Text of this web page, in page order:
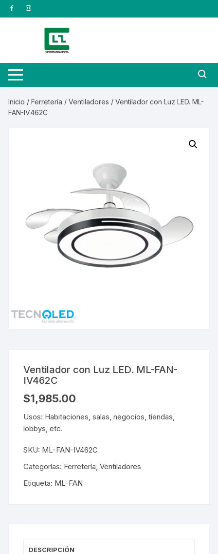
Saltar
al
Inicio /Ferretería /Ventiladores / Ventilador con Luz LED. ML-
FAN-IV462C
Ventilador con Luz LED. ML-FAN-
IV462C
$1,985.00
Usos: Habitaciones, salas, negocios, tiendas,
lobbys, etc.
SKU: ML-FAN-IV462C
Categorías: Ferretería ,Ventiladores
Etiqueta: ML-FAN
DESCRIPCIÓN